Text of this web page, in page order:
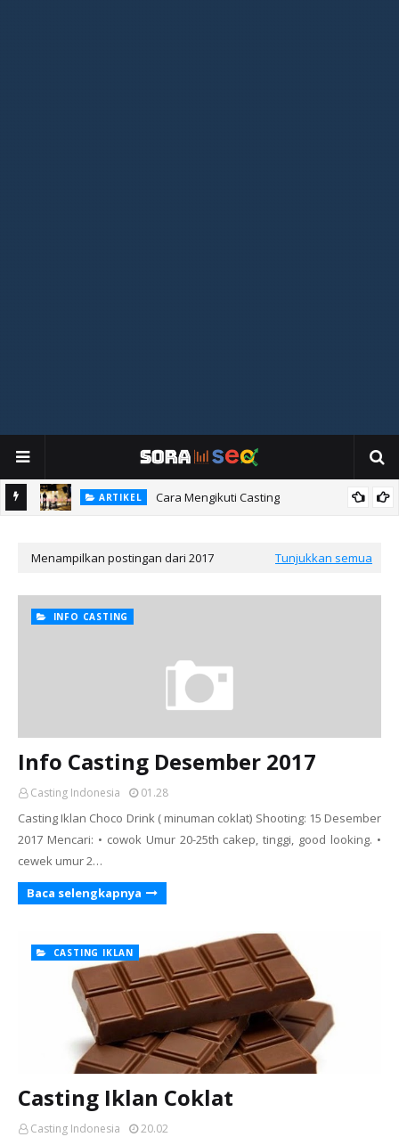
ARTIKEL Cara Mengikuti Casting
Menampilkan postingan dari 2017 Tunjukkan semua
INFO CASTING
Info Casting Desember 2017
Casting Indonesia 01.28
Casting Iklan Choco Drink ( minuman coklat) Shooting: 15 Desember
2017 Mencari: • cowok Umur 20-25th cakep, tinggi, good looking. •
cewek umur 2…
Baca selengkapnya
CASTING IKLAN
Casting Iklan Coklat
Casting Indonesia 20.02